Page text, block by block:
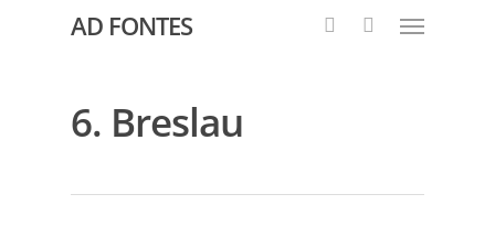
AD FONTES
6. Breslau